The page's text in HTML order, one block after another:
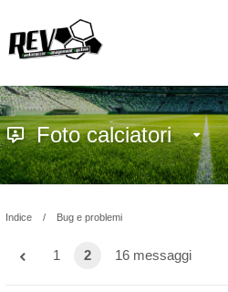
Foto calciatori
Indice Bug e problemi
1 2 16 messaggi